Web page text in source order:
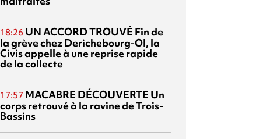
18:26 UN ACCORD TROUVÉ Fin de
la grève chez Derichebourg-OI, la
Civis appelle à une reprise rapide
de la collecte
17:57 MACABRE DÉCOUVERTE Un
corps retrouvé à la ravine de Trois-
Bassins